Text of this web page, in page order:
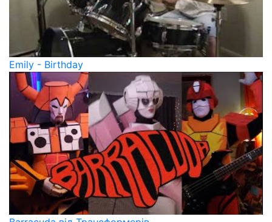
Emily - Birthday